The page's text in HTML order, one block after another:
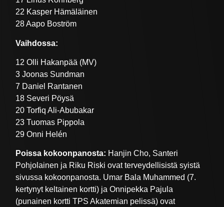
22 Kasper Hämäläinen
28 Aapo Boström
Vaihdossa:
12 Olli Hakanpää (MV)
3 Joonas Sundman
7 Daniel Rantanen
18 Severi Pöysä
20 Torfiq Ali-Abubakar
23 Tuomas Pippola
29 Onni Helén
Poissa kokoonpanosta: Hanjin Cho, Santeri
Pohjolainen ja Riku Riski ovat terveydellisistä syistä
sivussa kokoonpanosta. Umar Bala Muhammed (7.
kertynyt keltainen kortti) ja Onnipekka Pajula
(punainen kortti TPS Akatemian pelissä) ovat